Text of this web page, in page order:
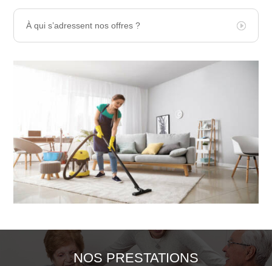
À qui s’adressent nos offres ?
NOS PRESTATIONS